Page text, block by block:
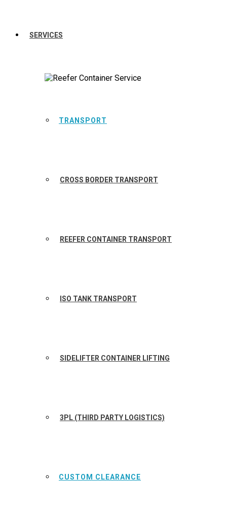
SERVICES
TRANSPORT
CROSS BORDER TRANSPORT
REEFER CONTAINER TRANSPORT
ISO TANK TRANSPORT
SIDELIFTER CONTAINER LIFTING
3PL (THIRD PARTY LOGISTICS)
CUSTOM CLEARANCE